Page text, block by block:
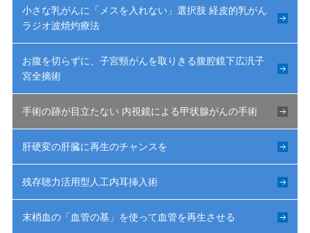
小さな乳がんに「メスを入れない」選択肢 経皮的乳がん
ラジオ波焼灼療法
お腹を切らずに、子宮頸がんを取りきる腹腔鏡下広汎子
宮全摘術
手術の跡が目立たない 内視鏡による甲状腺がんの手術
肝硬変の肝臓に再生のチャンスを
残存聴力活用型人工内耳挿入術
末梢血の「血管の基」を使って血管を再生させる